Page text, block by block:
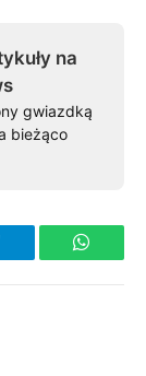
na
gwiazdką
bieżąco